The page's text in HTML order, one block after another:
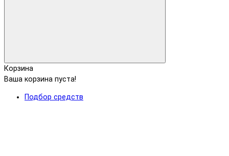
Корзина
Ваша корзина пуста!
Подбор средств